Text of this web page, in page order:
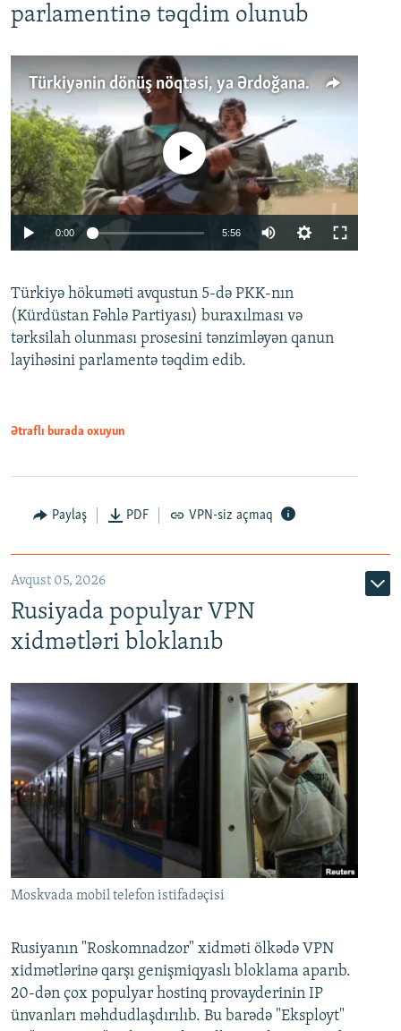
parlamentinə təqdim olunub
Türkiyənin dönüş nöqtəsi, ya Ərdoğana üçüncü şans: PKK ilə qəfil barışıq nə deməkdir?
Auto 240p 360p 480p
720p 1080p
No media source currently available
0:00 5:56
360p
480p
Türkiyə hökuməti avqustun 5-də PKK-nın
(Kürdüstan Fəhlə Partiyası) buraxılması və
tərksilah olunması prosesini tənzimləyən qanun
layihəsini parlamentə təqdim edib.
Ətraflı burada oxuyun
Paylaş PDF VPN-siz açmaq
Avqust 05, 2026
Rusiyada populyar VPN
xidmətləri bloklanıb
Moskvada mobil telefon istifadəçisi
Rusiyanın "Roskomnadzor" xidməti ölkədə VPN
xidmətlərinə qarşı genişmiqyaslı bloklama aparıb.
20-dən çox populyar hostinq provayderinin IP
ünvanları məhdudlaşdırılıb. Bu barədə "Eksployt"